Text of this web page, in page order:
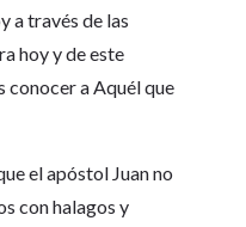
a través de las
hoy y de este
conocer a Aquél que
el apóstol Juan no
con halagos y